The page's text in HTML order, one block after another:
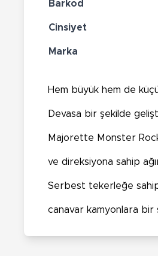
Barkod
Cinsiyet
Marka
Hem büyük hem de
Devasa bir şekilde
Majorette Monster
ve direksiyona sahip
Serbest tekerleğe
canavar kamyonlara bir